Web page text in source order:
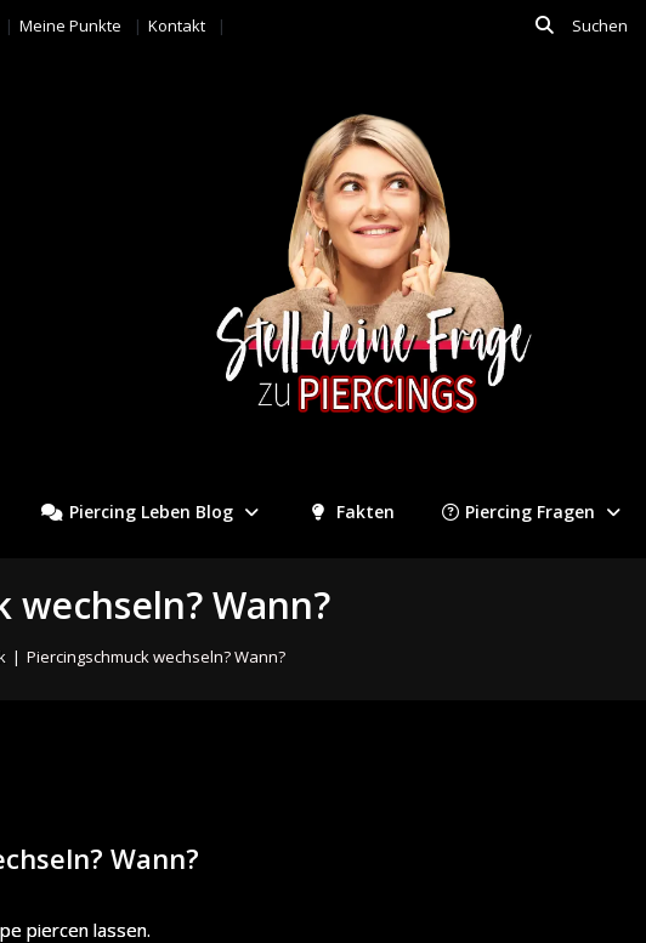
Meine Punkte Kontakt
Piercing Leben Blog Fakten Piercing Fragen
wechseln? Wann?
| Piercingschmuck wechseln? Wann?
Wann?
piercen lassen.